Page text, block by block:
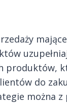
produktów,
do
można z